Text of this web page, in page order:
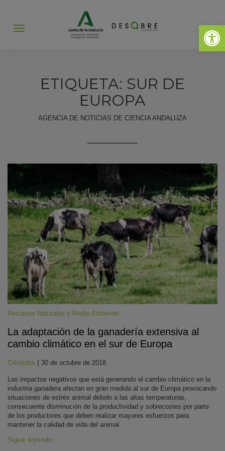
Abrir
Abrir
ETIQUETA: SUR DE
EUROPA
AGENCIA DE NOTICIAS DE CIENCIA ANDALUZA
Recursos Naturales y Medio Ambiente
La adaptación de la ganadería extensiva al
cambio climático en el sur de Europa
Córdoba | 30 de octubre de 2018
Los impactos negativos que está generando el cambio climático en la
industria ganadera afectan en gran medida al sur de Europa provocando
situaciones de estrés animal debido a las altas temperaturas,
consecuente disminución de la productividad y sobrecostes por parte
de los productores que deben realizar mayores esfuerzos para
mantener la calidad de vida del animal.
Sigue leyendo